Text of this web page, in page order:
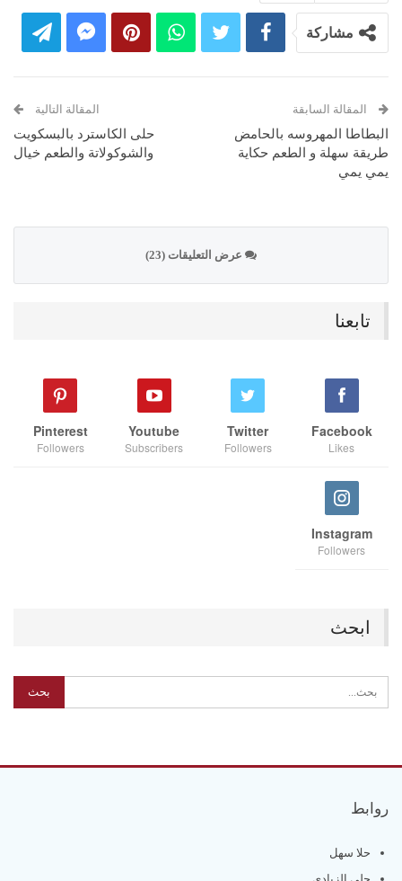
مشاركة
المقالة السابقة
البطاطا المهروسه بالحامض
طريقة سهلة و الطعم حكاية
يمي يمي
المقالة التالية
حلى الكاسترد بالبسكويت
والشوكولاتة والطعم خيال
عرض التعليقات (23)
تابعنا
Facebook
Likes
Twitter
Followers
Youtube
Subscribers
Pinterest
Followers
Instagram
Followers
ابحث
روابط
حلا سهل